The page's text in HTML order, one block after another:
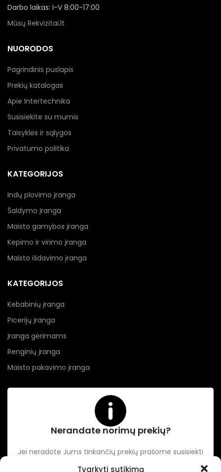
Tvarkyti sutikimą
Darbo laikas: I-V 8:00-17:00
Mūsų Rekvizitai.lt
NUORODOS
Pagrindinis puslapis
Prekių katalogas
Apie Intertechnika
Susisiekite su mumis
Taisyklės ir sąlygos
Privatumo politika
KATEGORIJOS
Indų plovimo įranga
Šaldymo įranga
Maisto gamybos įranga
Kepimo ir virimo įranga
Maisto išdavimo įranga
KATEGORIJOS
Kebabinių įranga
Picerijų įranga
Įranga gėrimams
Renginių įranga
Maisto pakavimo įranga
Nerandate norimų prekių?
Jei neradote Jums tinkančių prekių prašome susisiekti